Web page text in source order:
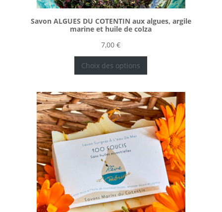
Savon ALGUES DU COTENTIN aux algues, argile
marine et huile de colza
7,00€
Choix des options